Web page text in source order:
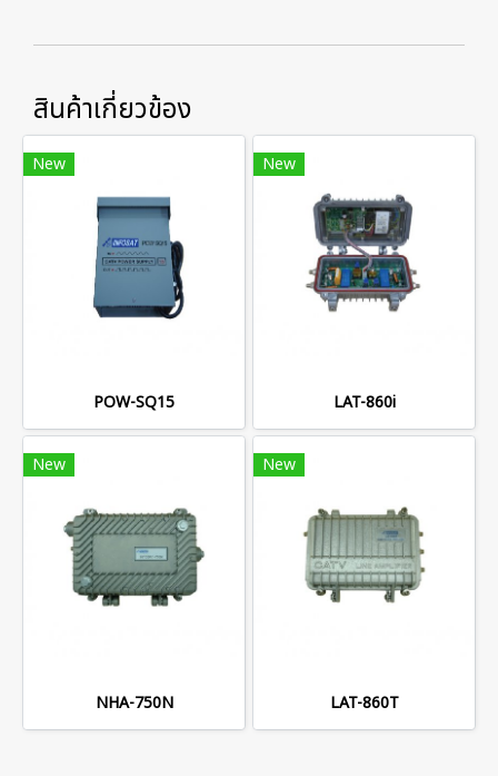
สินค้าเกี่ยวข้อง
New
POW-SQ15
New
LAT-860i
New
NHA-750N
New
LAT-860T